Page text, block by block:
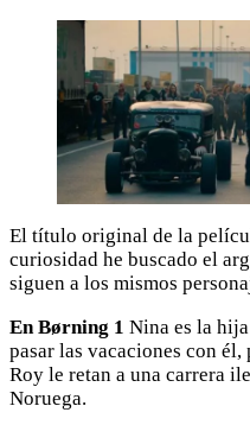
El título original de la
curiosidad he buscado el
siguen a los mismos
En Børning 1 Nina es la
pasar las vacaciones con él,
Roy le retan a una carrera
Noruega.